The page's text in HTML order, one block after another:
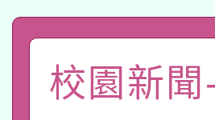
礎課程
A3數位素
「數位內
pilot」
有關大陸委
校園新